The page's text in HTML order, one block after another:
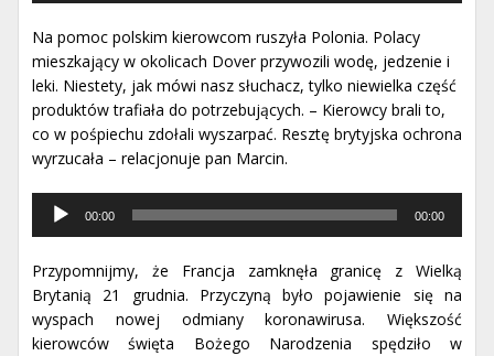
Na pomoc polskim kierowcom ruszyła Polonia. Polacy
mieszkający w okolicach Dover przywozili wodę, jedzenie i
leki. Niestety, jak mówi nasz słuchacz, tylko niewielka część
produktów trafiała do potrzebujących. – Kierowcy brali to,
co w pośpiechu zdołali wyszarpać. Resztę brytyjska ochrona
wyrzucała – relacjonuje pan Marcin.
Odtwarzacz
muzyki
00:00 00:00
Przypomnijmy, że Francja zamknęła granicę z Wielką
Brytanią 21 grudnia. Przyczyną było pojawienie się na
wyspach nowej odmiany koronawirusa. Większość
kierowców święta Bożego Narodzenia spędziło w